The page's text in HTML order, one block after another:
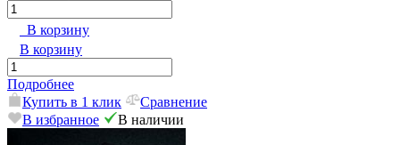
В корзину
В корзину
Подробнее
Купить в 1 клик
Сравнение
В избранное
В наличии